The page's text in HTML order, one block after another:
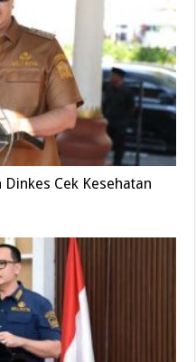
Cek Kesehatan